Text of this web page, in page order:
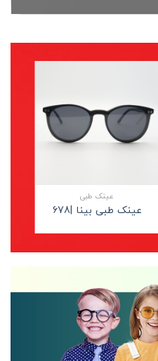
علاقه
مندی
عینک طبی
عینک طبی بینا |678